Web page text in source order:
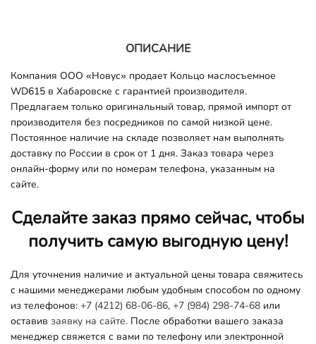
ОПИСАНИЕ
Компания ООО «Новус» продает Кольцо маслосъемное
WD615 в Хабаровске с гарантией производителя.
Предлагаем только оригинальный товар, прямой импорт от
производителя без посредников по самой низкой цене.
Постоянное наличие на складе позволяет нам выполнять
доставку по России в срок от 1 дня. Заказ товара через
онлайн-форму или по номерам телефона, указанным на
сайте.
Сделайте заказ прямо сейчас, чтобы
получить самую выгодную цену!
Для уточнения наличие и актуальной цены товара свяжитесь
с нашими менеджерами любым удобным способом по одному
из телефонов: +7 (4212) 68-06-86, +7 (984) 298-74-68 или
оставив заявку на сайте. После обработки вашего заказа
менеджер свяжется с вами по телефону или электронной